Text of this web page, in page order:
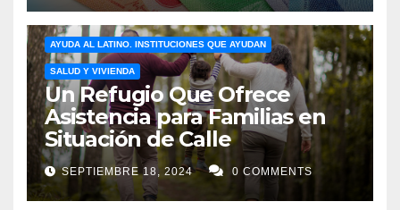
AYUDA AL LATINO. INSTITUCIONES QUE AYUDAN
SALUD Y VIVIENDA
Un Refugio Que Ofrece
Asistencia para Familias en
Situación de Calle
SEPTIEMBRE 18, 2024 0 COMMENTS